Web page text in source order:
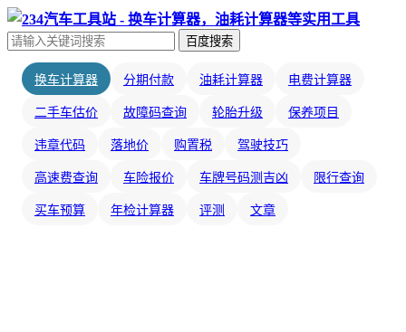
百度搜索
换车计算器 分期付款 油耗计算器 电费计算器
二手车估价 故障码查询 轮胎升级 保养项目
违章代码 落地价 购置税 驾驶技巧
高速费查询 车险报价 车牌号码测吉凶 限行查询
买车预算 年检计算器 评测 文章